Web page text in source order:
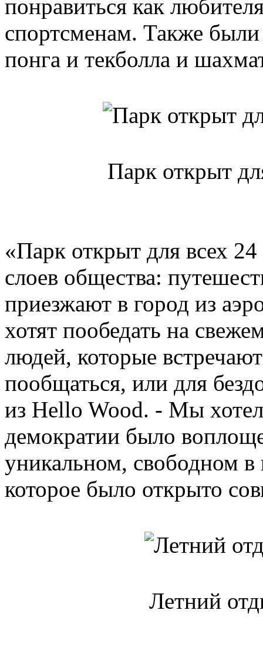
понравиться как
спортсменам. Также
понга и текболла и
Парк открыт
«Парк открыт для всех 24
слоев общества:
приезжают в город из
хотят пообедать на
людей, которые
пообщаться, или для
из Hello Wood. - Мы
демократии было
уникальном, свободном в
которое было открыто
Летний